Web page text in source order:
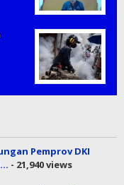
Pemprov DKI
- 21,940 views